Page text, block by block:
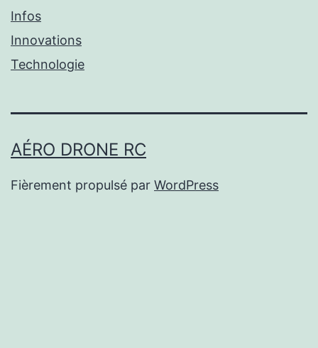
Infos
Innovations
Technologie
AÉRO DRONE RC
Fièrement propulsé par WordPress